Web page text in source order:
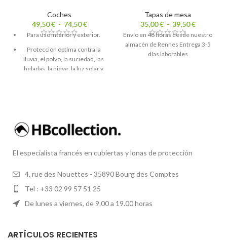
Coches
49,50€ - 74,50€
Para uso interior y exterior.
Protección óptima contra la
lluvia, el polvo, la suciedad, las
heladas, la nieve, la luz solar y
Tapas de mesa
35,00€ - 39,50€
Envío en 48 horas desde nuestro
almacén de Rennes Entrega 3-5
días laborables
El especialista francés en cubiertas y lonas de protección
4, rue des Nouettes - 35890 Bourg des Comptes
Tel : +33 02 99 57 51 25
De lunes a viernes, de 9.00 a 19.00 horas
ARTÍCULOS RECIENTES